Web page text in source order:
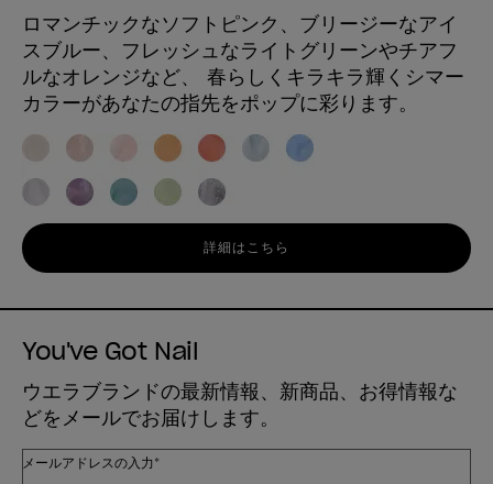
ロマンチックなソフトピンク、ブリージーなアイ
スブルー、フレッシュなライトグリーンやチアフ
ルなオレンジなど、 春らしくキラキラ輝くシマー
カラーがあなたの指先をポップに彩ります。
詳細はこちら
You've Got Nail
ウエラブランドの最新情報、新商品、お得情報な
どをメールでお届けします。
メールアドレスの入力*